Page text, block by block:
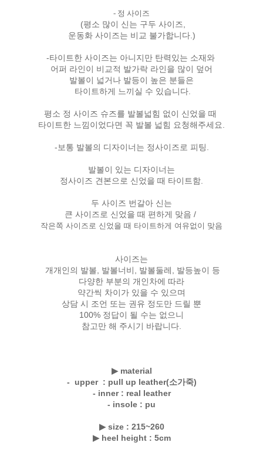
- 정 사이즈
(평소 많이 신는 구두 사이즈,
운동화 사이즈는 비교 불가합니다.)
-타이트한 사이즈는 아니지만 탄력있는 소재와
어퍼 라인이 비교적 발가락 라인을 많이 덮어
발볼이 넓거나 발등이 높은 분들은
타이트하게 느끼실 수 있습니다.
평소 정 사이즈 슈즈를 발볼넓힘 없이 신었을 때
타이트한 느낌이었다면 꼭 발볼 넓힘 요청해주세요.
-보통 발볼의 디자이너는 정사이즈로 피팅.
발볼이 있는 디자이너는
정사이즈 견본으로 신었을 때 타이트함.
두 사이즈 번갈아 신는
큰 사이즈로 신었을 때 편하게 맞음 /
작은쪽 사이즈로 신었을 때 타이트하게 여유없이 맞음
사이즈는
개개인의 발볼, 발볼너비, 발볼둘레, 발등높이 등
다양한 부분의 개인차에 따라
약간씩 차이가 있을 수 있으며
상담 시 조언 또는 권유 정도만 드릴 뿐
100% 정답이 될 수는 없으니
참고만 해 주시기 바랍니다.
▶ material
- upper : pull up leather(소가죽)
- inner : real leather
- insole : pu
▶ size : 215~260
▶ heel height : 5cm